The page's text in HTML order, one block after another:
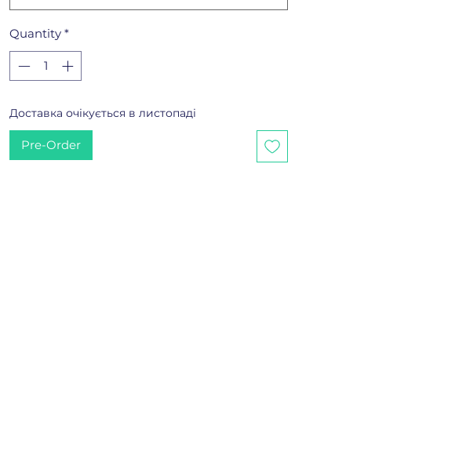
Quantity *
Доставка очікується в листопаді
Pre-Order